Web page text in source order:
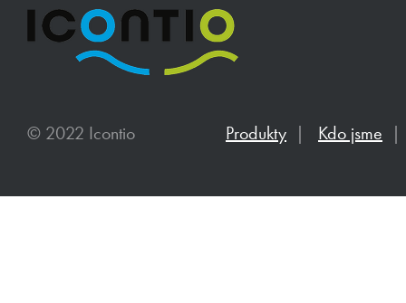
© 2022 Icontio Produkty | Kdo jsme |